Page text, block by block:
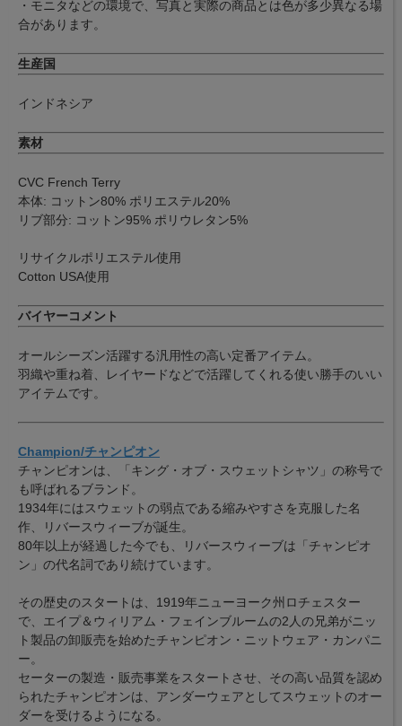
・モニタなどの環境で、写真と実際の商品とは色が多少異なる場
合があります。
生産国
インドネシア
素材
CVC French Terry
本体: コットン80% ポリエステル20%
リブ部分: コットン95% ポリウレタン5%
リサイクルポリエステル使用
Cotton USA使用
バイヤーコメント
オールシーズン活躍する汎用性の高い定番アイテム。
羽織や重ね着、レイヤードなどで活躍してくれる使い勝手のいい
アイテムです。
Champion/チャンピオン
チャンピオンは、「キング・オブ・スウェットシャツ」の称号で
も呼ばれるブランド。
1934年にはスウェットの弱点である縮みやすさを克服した名
作、リバースウィーブが誕生。
80年以上が経過した今でも、リバースウィーブは「チャンピオ
ン」の代名詞であり続けています。
その歴史のスタートは、1919年ニューヨーク州ロチェスター
で、エイプ＆ウィリアム・フェインブルームの2人の兄弟がニッ
ト製品の卸販売を始めたチャンピオン・ニットウェア・カンパニ
ー。
セーターの製造・販売事業をスタートさせ、その高い品質を認め
られたチャンピオンは、アンダーウェアとしてスウェットのオー
ダーを受けるようになる。